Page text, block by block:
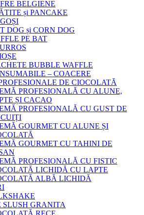
BELGIENE
și PANCAKE
DOG și CORN DOG
PE BAT
BUBBLE WAFFLE
– COACERE
DE CIOCOLATĂ
PROFESIONALĂ CU ALUNE,
ȘI CACAO
PROFESIONALĂ CU GUST DE
GOURMET CU ALUNE ȘI
GOURMET CU TAHINI DE
PROFESIONALĂ CU FISTIC
LICHIDĂ CU LAPTE
ALBĂ LICHIDĂ
SLUSH GRANITA
RECE